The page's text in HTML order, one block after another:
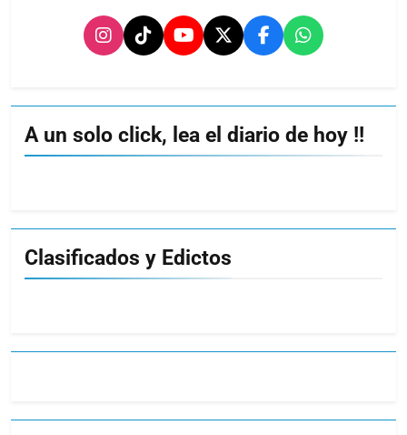
A un solo click, lea el diario de hoy !!
Clasificados y Edictos